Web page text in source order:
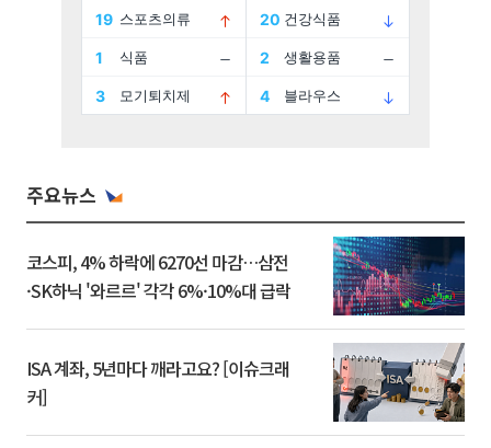
주요뉴스
코스피, 4% 하락에 6270선 마감…삼전
·SK하닉 '와르르' 각각 6%·10%대 급락
ISA 계좌, 5년마다 깨라고요? [이슈크래
커]